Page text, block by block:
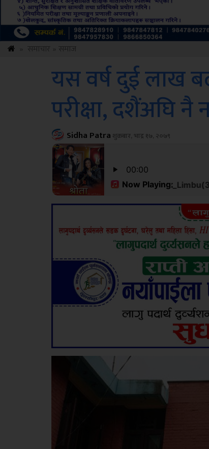
यस वर्ष दुई लाख
परीक्षा, दशैंअघि
Sidha Patra शुक्रबार, भाद्र १७, २०७९